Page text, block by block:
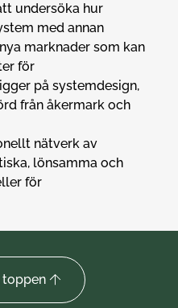
undersöka hur
med annan
marknader som kan
för
på systemdesign,
från åkermark och
nätverk av
lönsamma och
för